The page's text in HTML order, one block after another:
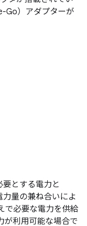
Go）アダプターが
とする電力と
量の兼ね合いによ
で必要な電力を供給
が利用可能な場合で